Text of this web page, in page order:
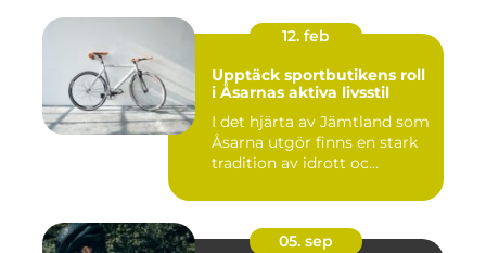
12. feb
Upptäck sportbutikens roll
i Åsarnas aktiva livsstil
I det hjärta av Jämtland som
Åsarna utgör finns en stark
tradition av idrott oc...
05. sep